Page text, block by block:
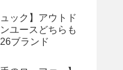
ュック】アウトド
ユースどちらも
ブランド